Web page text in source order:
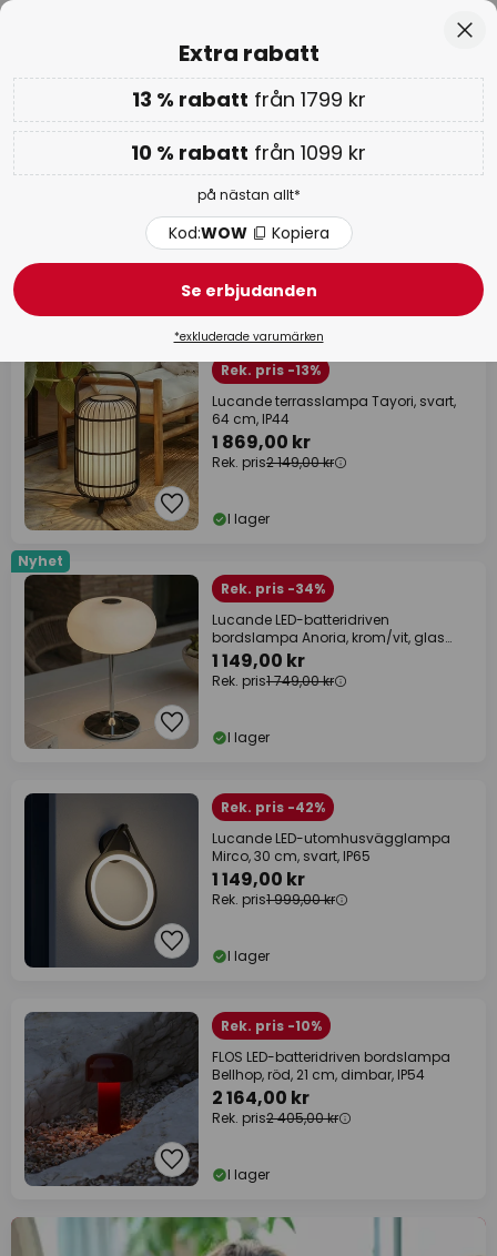
Extra rabatt: 10 % från 1099 kr eller 13 % från 1799 kr
på nästan allt
WOW Kopiera
WOW-veckan: upp till -70 % >
Utomhusdesign-lampor
873 produkter
+ Extra mängdrabatt
Rek. pris -13%
Lucande terrasslampa Tayori, svart,
64 cm, IP44
1 869,00 kr
Rek. pris2 149,00 kr
I lager
Nyhet
Rek. pris -34%
Lucande LED-batteridriven
bordslampa Anoria, krom/vit, glas
IP44 USB
1 149,00 kr
Rek. pris1 749,00 kr
I lager
Rek. pris -42%
Lucande LED-utomhusvägglampa
Mirco, 30 cm, svart, IP65
1 149,00 kr
Rek. pris1 999,00 kr
I lager
Rek. pris -10%
FLOS LED-batteridriven bordslampa
Bellhop, röd, 21 cm, dimbar, IP54
2 164,00 kr
Rek. pris2 405,00 kr
I lager
Extra rabatt
13 % rabatt från 1799 kr
10 % rabatt från 1099 kr
på nästan allt*
Kod:WOW Kopiera
Se erbjudanden
*exkluderade varumärken